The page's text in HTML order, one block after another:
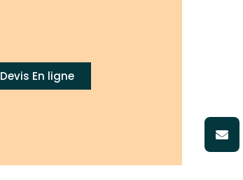
Devis En ligne